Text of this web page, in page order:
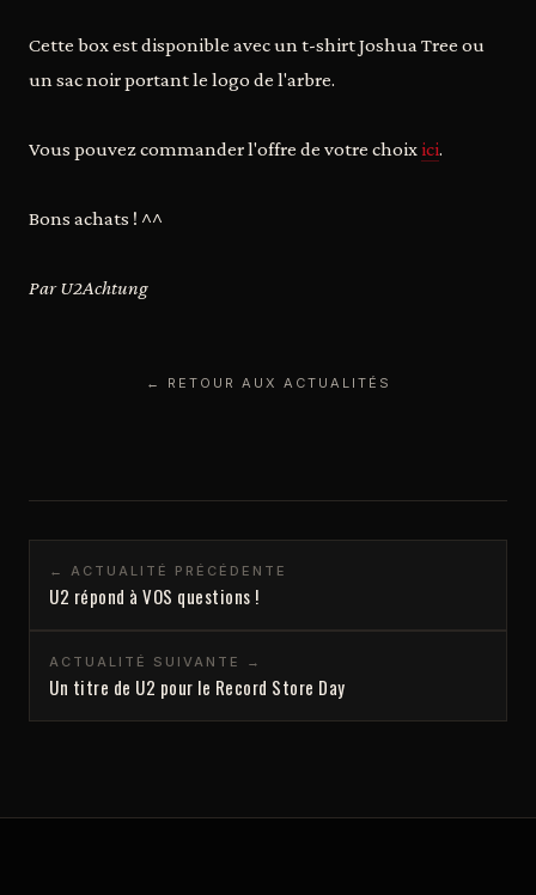
Cette box est disponible avec un t-shirt Joshua Tree ou
un sac noir portant le logo de l'arbre.
Vous pouvez commander l'offre de votre choix ici.
Bons achats ! ^^
Par U2Achtung
← RETOUR AUX ACTUALITÉS
← ACTUALITÉ PRÉCÉDENTE
U2 répond à VOS questions !
ACTUALITÉ SUIVANTE →
Un titre de U2 pour le Record Store Day